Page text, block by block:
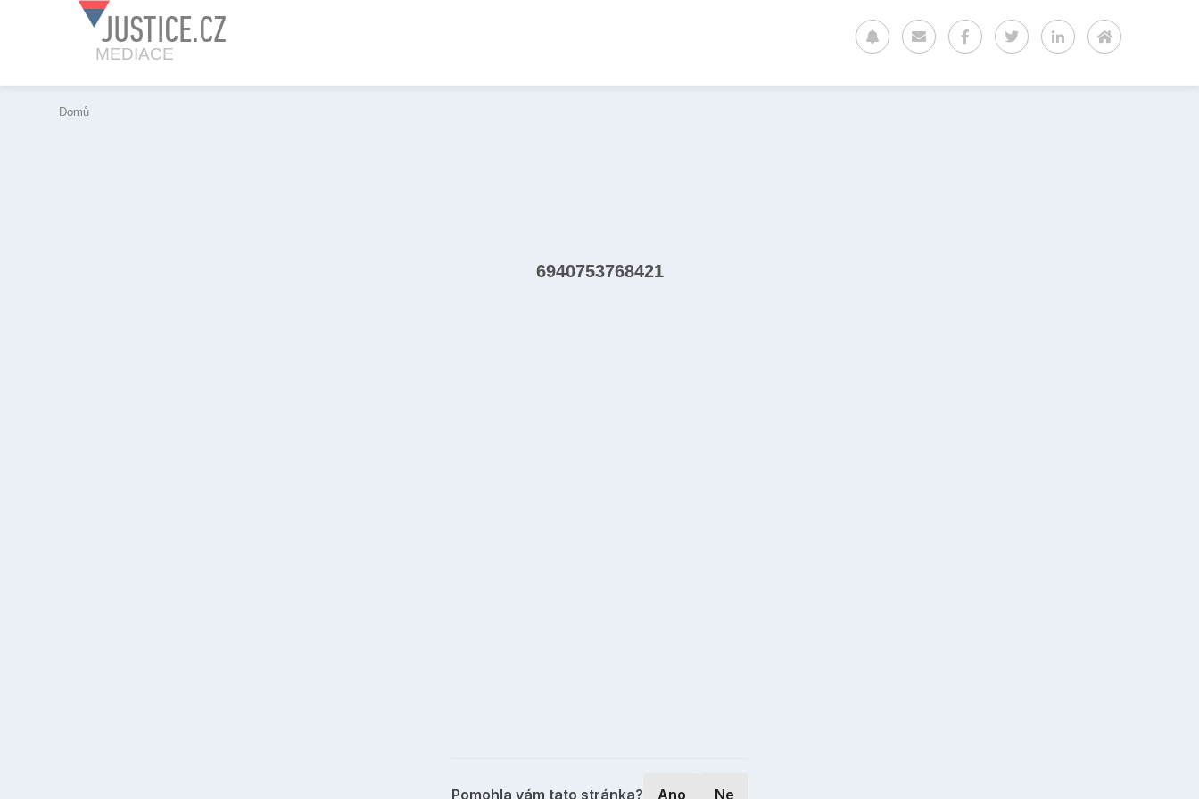
JUSTICE.CZ
MEDIACE
Domů
6940753768421
Pomohla vám tato stránka? Ano Ne